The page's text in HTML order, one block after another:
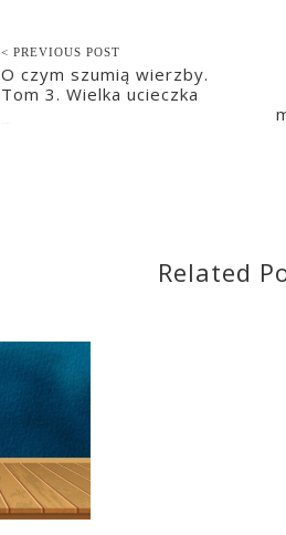
< PREVIOUS POST
O czym szumią wierzby.
Tom 3. Wielka ucieczka
Related